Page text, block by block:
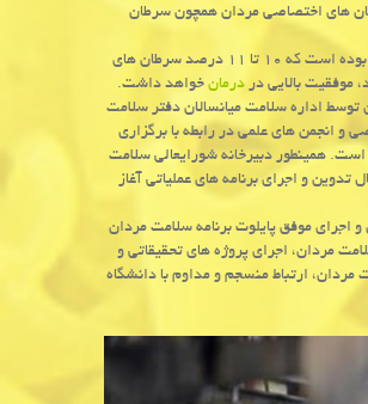
های اختصاصی مردان همچون سرطان
علامه افزود: از ۵۹ هزار مورد جدید سرطان در سال ۲۰۱۸ در مردان ایران، ۶هزار و ۴ مورد آن سرطان پروستات بوده است که ۱۰ تا ۱۱ درصد سرطان های
بالایی در درمان خواهد داشت.
کرد: از سال ۹۸ تدوین سند ملی سلامت مردان توسط اداره سلامت میانسالان دفتر سلامت
با همکاری همه جانبه بیشتر از ۲۵ سازمان دولتی، خصوصی و انجمن های علمی در رابطه با برگزاری
و علمی تدوین شده است. همینطور دبیرخانه شورایعالی سلامت
و اجرای برنامه های عملیاتی آغاز
موفق پایلوت برنامه سلامت مردان
مردان، اجرای پروژه های تحقیقاتی و
ارتباط منسجم و مداوم با دانشگاه